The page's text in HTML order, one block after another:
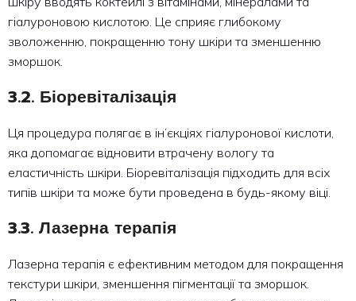
гіалуроновою кислотою. Це сприяє глибокому
зволоженню, покращенню тону шкіри та зменшенню
зморшок.
3.2. Біоревіталізація
Ця процедура полягає в ін’єкціях гіалуронової кислоти,
яка допомагає відновити втрачену вологу та
еластичність шкіри. Біоревіталізація підходить для всіх
типів шкіри та може бути проведена в будь-якому віці.
3.3. Лазерна терапія
Лазерна терапія є ефективним методом для покращення
текстури шкіри, зменшення пігментації та зморшок.